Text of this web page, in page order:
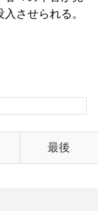
させられる。
最後